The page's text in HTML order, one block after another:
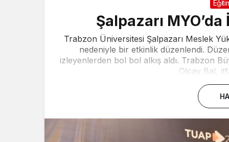
Şalpazarı
Trabzon Üniversitesi Şalpazarı Meslek
nedeniyle bir etkinlik düzenlendi.
izleyenlerden bol bol alkış aldı. Trabzon
Olcay Bal,